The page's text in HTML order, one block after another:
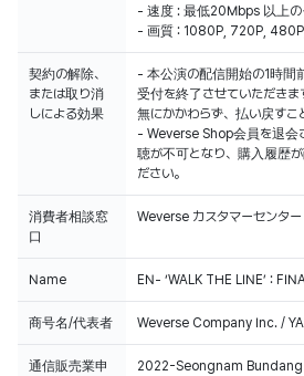
- 速度 : 最低20Mbps 以上の
- 画質 : 1080P, 720P,
契約の解除、
または取り消
しによる効果
- 本公演の配信開始の1時間
受付を終了させていただき
無にかかわらず、払い戻すこ
- Weverse Shop会員を退会
聴が不可となり、購入履歴
ださい。
消費者相談窓
口
Weverse カスタマーセンタ
Name EN- ‘WALK THE LINE’ :
商号名/代表者 Weverse Company Inc. /
通信販売業申
2022-Seongnam